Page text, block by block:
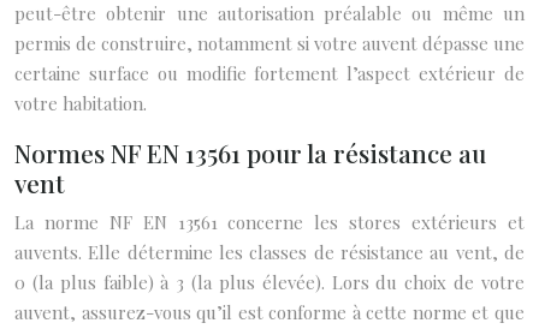
peut-être obtenir une autorisation préalable ou même un
permis de construire, notamment si votre auvent dépasse une
certaine surface ou modifie fortement l’aspect extérieur de
votre habitation.
Normes NF EN 13561 pour la résistance au
vent
La norme NF EN 13561 concerne les stores extérieurs et
auvents. Elle détermine les classes de résistance au vent, de
0 (la plus faible) à 3 (la plus élevée). Lors du choix de votre
auvent, assurez-vous qu’il est conforme à cette norme et que